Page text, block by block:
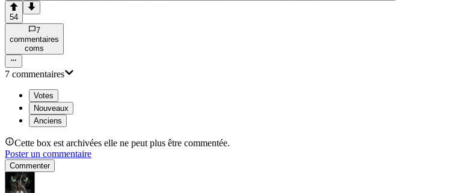
54
7
commentaires
coms
7 commentaires
Votes
Nouveaux
Anciens
Cette box est archivées elle ne peut plus être commentée.
Poster un commentaire
Commenter